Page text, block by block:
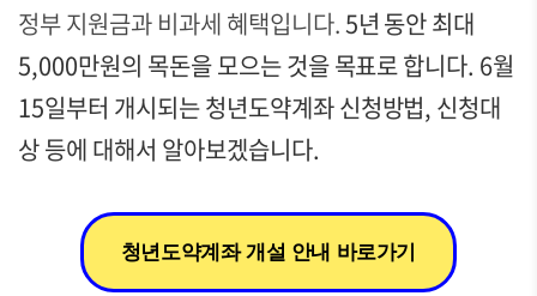
정부 지원금과 비과세 혜택입니다.5년 동안 최대
5,000만원의 목돈을 모으는 것을 목표로 합니다. 6월
15일부터 개시되는 청년도약계좌 신청방법, 신청대
상 등에 대해서 알아보겠습니다.
청년도약계좌 개설 안내 바로가기